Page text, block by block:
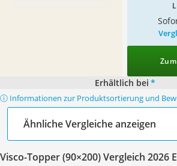
Erhältlich bei *
ⓘ Informationen zur Produktsortierung und
Ähnliche Vergleiche anzeigen
Visco-Topper (90×200) Vergleich 2026